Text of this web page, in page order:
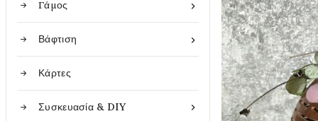

Γάμος

Βάφτιση
Κάρτες

Συσκευασία & DIY